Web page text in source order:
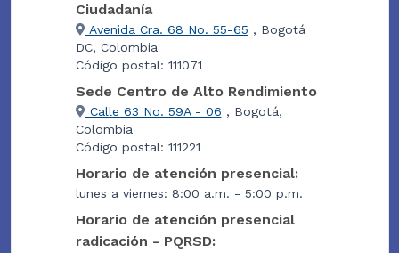
Ciudadanía
Avenida Cra. 68 No. 55-65 , Bogotá
DC, Colombia
Código postal: 111071
Sede Centro de Alto Rendimiento
Calle 63 No. 59A - 06 , Bogotá,
Colombia
Código postal: 111221
Horario de atención presencial:
lunes a viernes: 8:00 a.m. - 5:00 p.m.
Horario de atención presencial
radicación - PQRSD: